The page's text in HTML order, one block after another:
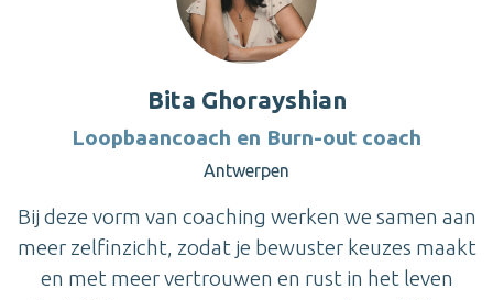
Bita Ghorayshian
Loopbaancoach en Burn-out coach
Antwerpen
Bij deze vorm van coaching werken we samen aan
meer zelfinzicht, zodat je bewuster keuzes maakt
en met meer vertrouwen en rust in het leven